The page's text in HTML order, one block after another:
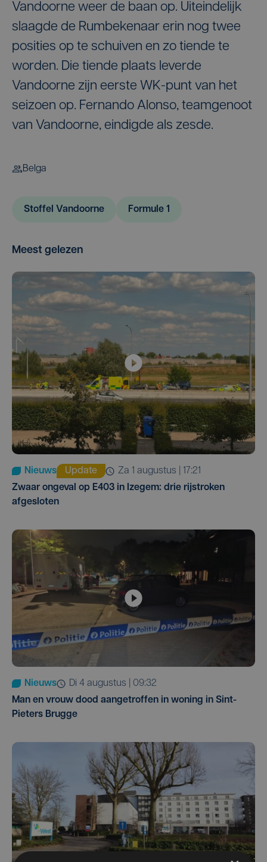
Vandoorne weer de baan op. Uiteindelijk
slaagde de Rumbekenaar erin nog twee
posities op te schuiven en zo tiende te
worden. Die tiende plaats leverde
Vandoorne zijn eerste WK-punt van het
seizoen op. Fernando Alonso, teamgenoot
van Vandoorne, eindigde als zesde.
Belga
Stoffel Vandoorne Formule 1
Meest gelezen
Nieuws Update
za 1 augustus | 17:21
Zwaar ongeval op E403 in Izegem: drie rijstroken
afgesloten
Nieuws
di 4 augustus | 09:32
Man en vrouw dood aangetroffen in woning in Sint-
Pieters Brugge